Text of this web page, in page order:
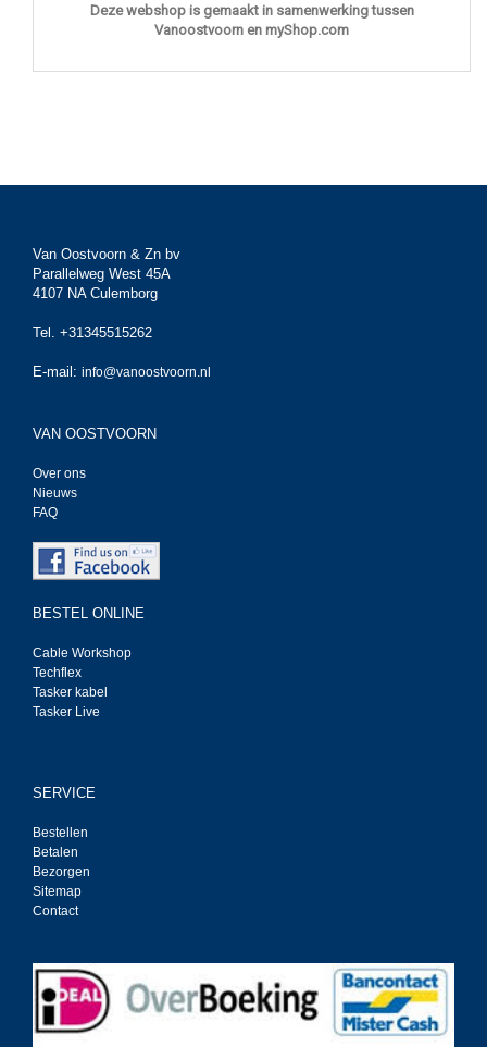
Deze webshop is gemaakt in samenwerking tussen
Vanoostvoorn en myShop.com
Van Oostvoorn & Zn bv
Parallelweg West 45A
4107 NA Culemborg
Tel. +31345515262
E-mail: info@vanoostvoorn.nl
VAN OOSTVOORN
Over ons
Nieuws
FAQ
BESTEL ONLINE
Cable Workshop
Techflex
Tasker kabel
Tasker Live
SERVICE
Bestellen
Betalen
Bezorgen
Sitemap
Contact